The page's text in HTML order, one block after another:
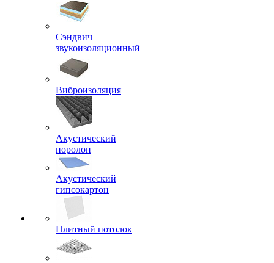
Сэндвич
звукоизоляционный
Виброизоляция
Акустический
поролон
Акустический
гипсокартон
Плитный потолок